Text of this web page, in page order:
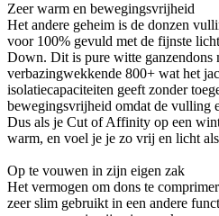
Zeer warm en bewegingsvrijheid
Het andere geheim is de donzen
voor 100% gevuld met de fijnste
Down. Dit is pure witte ganzendons
verbazingwekkende 800+ wat het
isolatiecapaciteiten geeft zonder
bewegingsvrijheid omdat de vulling
Dus als je Cut of Affinity op een
warm, en voel je je zo vrij en licht
Op te vouwen in zijn eigen zak
Het vermogen om dons te
zeer slim gebruikt in een andere